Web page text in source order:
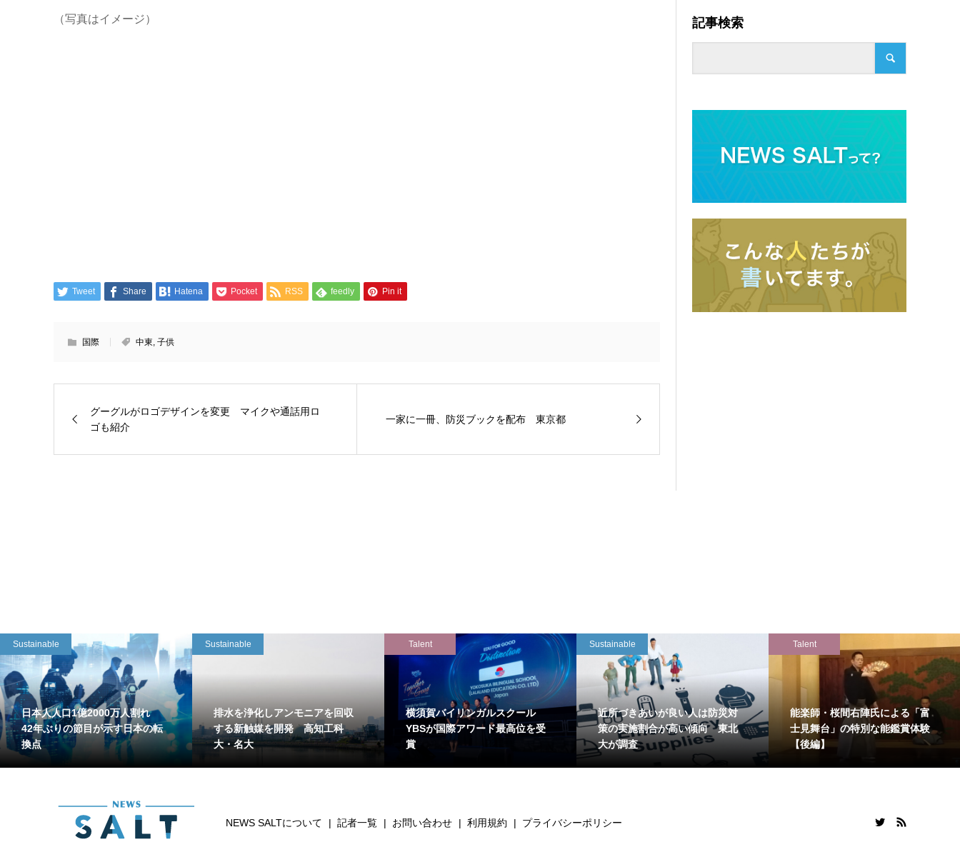
（写真はイメージ）
Tweet Share Hatena Pocket RSS feedly Pin it
国際 中東, 子供
グーグルがロゴデザインを変更 マイクや通話用ロ
ゴも紹介
一家に一冊、防災ブックを配布 東京都
記事検索
Sustainable
日本人人口1億2000万人割れ
42年ぶりの節目が示す日本の転
換点
Sustainable
排水を浄化しアンモニアを回収
する新触媒を開発 高知工科
大・名大
Talent
横須賀バイリンガルスクール
YBSが国際アワード最高位を受
賞
Sustainable
近所づきあいが良い人は防災対
策の実施割合が高い傾向 東北
大が調査
Talent
能楽師・桜間右陣氏による「富
士見舞台」の特別な能鑑賞体験
【後編】
NEWS SALTについて 記者一覧 お問い合わせ 利用規約 プライバシーポリシー